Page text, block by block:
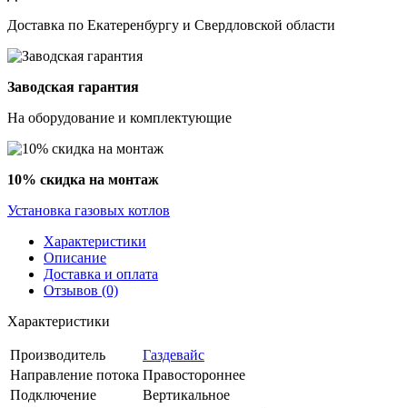
Доставка по Екатеренбургу и Свердловской области
Заводская гарантия
На оборудование и комплектующие
10% скидка на монтаж
Установка газовых котлов
Характеристики
Описание
Доставка и оплата
Отзывов (0)
Характеристики
Производитель
Газдевайс
Направление потока Правостороннее
Подключение
Вертикальное